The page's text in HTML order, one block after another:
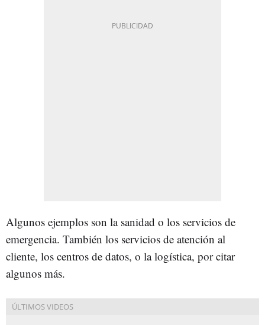
Algunos ejemplos son la sanidad o los servicios de
emergencia. También los servicios de atención al
cliente, los centros de datos, o la logística, por citar
algunos más.